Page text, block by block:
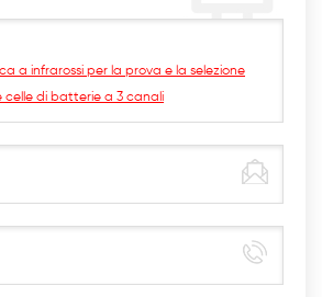
a infrarossi per la prova e la selezione
celle di batterie a 3 canali